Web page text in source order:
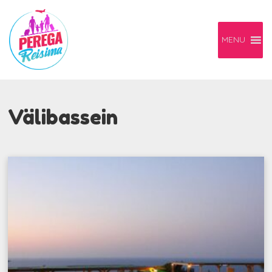
MENU
Välibassein